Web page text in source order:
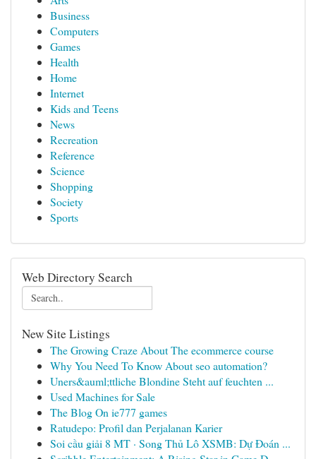
Business
Computers
Games
Health
Home
Internet
Kids and Teens
News
Recreation
Reference
Science
Shopping
Society
Sports
Web Directory Search
New Site Listings
The Growing Craze About The ecommerce course
Why You Need To Know About seo automation?
Uners&auml;ttliche Blondine Steht auf feuchten ...
Used Machines for Sale
The Blog On ie777 games
Ratudepo: Profil dan Perjalanan Karier
Soi cầu giải 8 MT · Song Thủ Lô XSMB: Dự Đoán ...